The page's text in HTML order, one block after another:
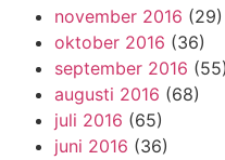
november 2016 (29)
oktober 2016 (36)
september 2016 (55)
augusti 2016 (68)
juli 2016 (65)
juni 2016 (36)